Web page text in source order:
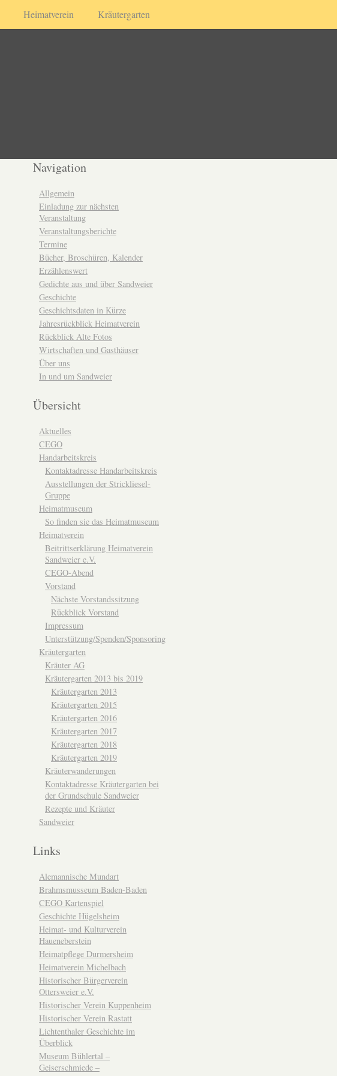
Heimatverein Kräutergarten
Navigation
Allgemein
Einladung zur nächsten
Veranstaltung
Veranstaltungsberichte
Termine
Bücher, Broschüren, Kalender
Erzählenswert
Gedichte aus und über Sandweier
Geschichte
Geschichtsdaten in Kürze
Jahresrückblick Heimatverein
Rückblick Alte Fotos
Wirtschaften und Gasthäuser
Über uns
In und um Sandweier
Übersicht
Aktuelles
CEGO
Handarbeitskreis
Kontaktadresse Handarbeitskreis
Ausstellungen der Strickliesel-
Gruppe
Heimatmuseum
So finden sie das Heimatmuseum
Heimatverein
Beitrittserklärung Heimatverein
Sandweier e.V.
CEGO-Abend
Vorstand
Nächste Vorstandssitzung
Rückblick Vorstand
Impressum
Unterstützung/Spenden/Sponsoring
Kräutergarten
Kräuter AG
Kräutergarten 2013 bis 2019
Kräutergarten 2013
Kräutergarten 2015
Kräutergarten 2016
Kräutergarten 2017
Kräutergarten 2018
Kräutergarten 2019
Kräuterwanderungen
Kontaktadresse Kräutergarten bei
der Grundschule Sandweier
Rezepte und Kräuter
Sandweier
Links
Alemannische Mundart
Brahmsmusseum Baden-Baden
CEGO Kartenspiel
Geschichte Hügelsheim
Heimat- und Kulturverein
Haueneberstein
Heimatpflege Durmersheim
Heimatverein Michelbach
Historischer Bürgerverein
Ottersweier e.V.
Historischer Verein Kuppenheim
Historischer Verein Rastatt
Lichtenthaler Geschichte im
Überblick
Museum Bühlertal –
Geiserschmiede –